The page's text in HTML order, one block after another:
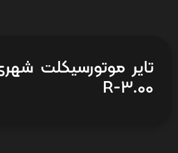
3.00-R